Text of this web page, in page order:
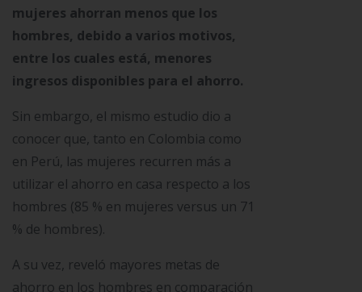
mujeres ahorran menos que los
hombres, debido a varios motivos,
entre los cuales está, menores
ingresos disponibles para el ahorro.
Sin embargo, el mismo estudio dio a
conocer que, tanto en Colombia como
en Perú, las mujeres recurren más a
utilizar el ahorro en casa respecto a los
hombres (85 % en mujeres versus un 71
% de hombres).
A su vez, reveló mayores metas de
ahorro en los hombres en comparación